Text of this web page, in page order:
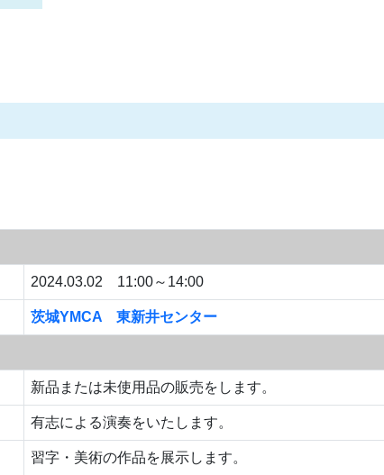
2024.03.02 11:00～14:00
茨城YMCA 東新井センター
新品または未使用品の販売をします。
有志による演奏をいたします。
習字・美術の作品を展示します。